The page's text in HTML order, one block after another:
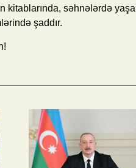
kitablarında, səhnələrdə
şaddır.